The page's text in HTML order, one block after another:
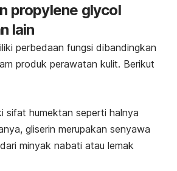
propylene glycol
lain
perbedaan fungsi dibandingkan
produk perawatan kulit. Berikut
sifat humektan seperti halnya
gliserin merupakan senyawa
minyak nabati atau lemak